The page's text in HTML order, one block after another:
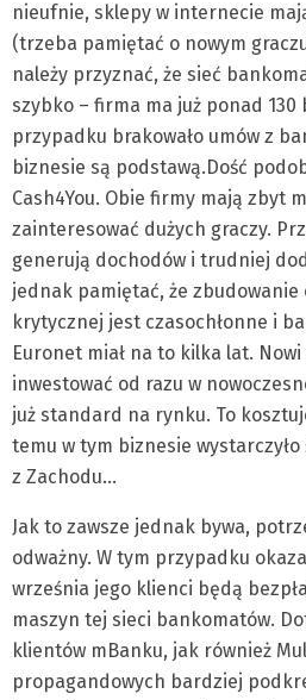
nieufnie, sklepy w internecie
(trzeba pamiętać o nowym
należy przyznać, że sieć
szybko – firma ma już ponad
przypadku brakowało umów z
biznesie są podstawą. Dość
Cash4You. Obie firmy mają zbyt
zainteresować dużych graczy.
generują dochodów i trudniej
jednak pamiętać, że
krytycznej jest czasochłonne i
Euronet miał na to kilka lat.
inwestować od razu w
już standard na rynku. To
temu w tym biznesie
z Zachodu…
Jak to zawsze jednak bywa,
odważny. W tym przypadku
września jego klienci będą
maszyn tej sieci bankomatów.
klientów mBanku, jak również
propagandowych bardziej